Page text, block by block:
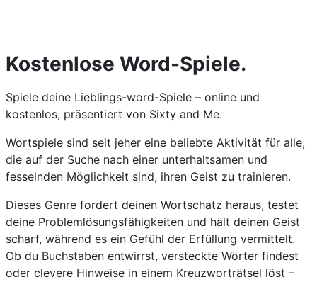
Kostenlose Word-Spiele.
Spiele deine Lieblings-word-Spiele – online und
kostenlos, präsentiert von Sixty and Me.
Wortspiele sind seit jeher eine beliebte Aktivität für alle,
die auf der Suche nach einer unterhaltsamen und
fesselnden Möglichkeit sind, ihren Geist zu trainieren.
Dieses Genre fordert deinen Wortschatz heraus, testet
deine Problemlösungsfähigkeiten und hält deinen Geist
scharf, während es ein Gefühl der Erfüllung vermittelt.
Ob du Buchstaben entwirrst, versteckte Wörter findest
oder clevere Hinweise in einem Kreuzworträtsel löst –